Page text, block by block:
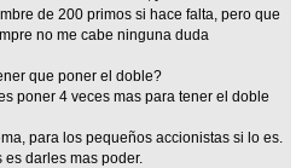
de 200 primos si hace falta, pero que
no me cabe ninguna duda
que poner el doble?
poner 4 veces mas para tener el doble
para los pequeños accionistas si lo es.
darles mas poder.